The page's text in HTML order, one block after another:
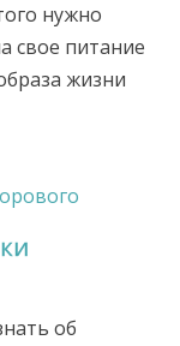
нужно
свое питание
жизни
об